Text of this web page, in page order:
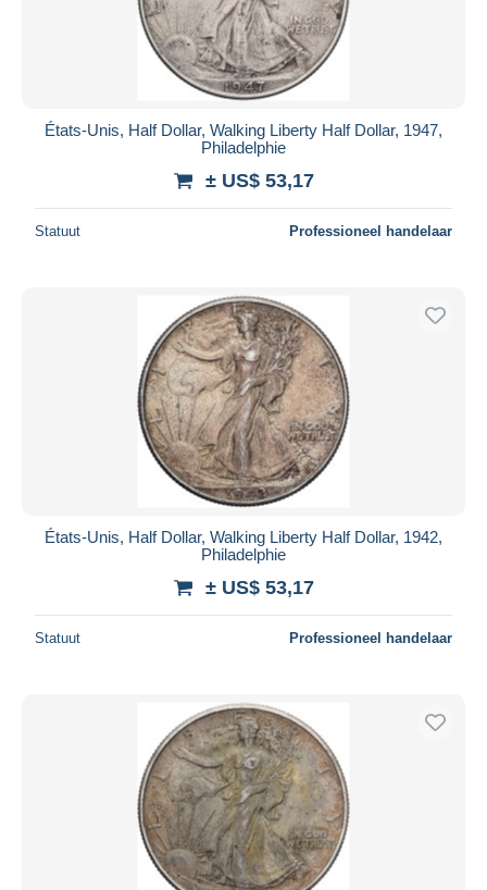
États-Unis, Half Dollar, Walking Liberty Half Dollar, 1947,
Philadelphie
± US$ 53,17
Statuut Professioneel handelaar
États-Unis, Half Dollar, Walking Liberty Half Dollar, 1942,
Philadelphie
± US$ 53,17
Statuut Professioneel handelaar